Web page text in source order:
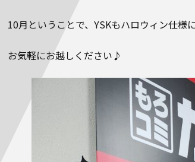
10月ということで、YSKもハロウィン仕様
お気軽にお越しください♪